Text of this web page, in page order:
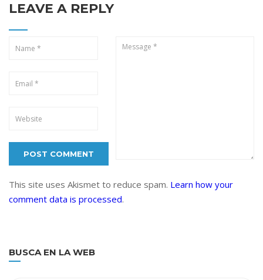
LEAVE A REPLY
This site uses Akismet to reduce spam. Learn how your
comment data is processed.
BUSCA EN LA WEB